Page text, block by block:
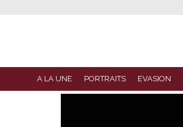
A LA UNE PORTRAITS EVASION